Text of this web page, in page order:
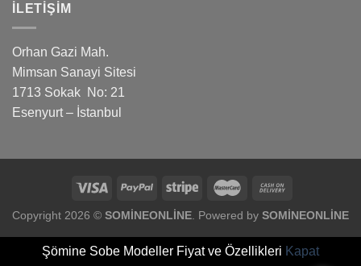
İLETIŞIM
Orhan Gazi Mah.
Mimsan Sanayi Sitesi
1713 Sokak No: 21
Esenyurt – İstanbul
Copyright 2026 © SOMİNEONLİNE . Powered by SOMİNEONLİNE
Şömine Sobe Modeller Fiyat ve Özellikleri Kapat